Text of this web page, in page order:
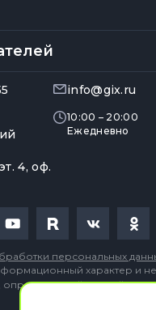
info@gix.ru
4, оф.
10:00 – 20:00
Ежедневно
характер и
Статьей 437
персональных